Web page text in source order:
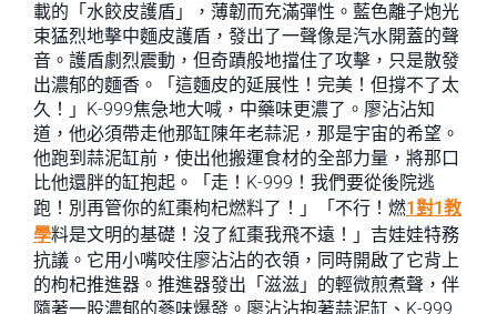
載的「水餃皮護盾」，薄韌而充滿彈性。藍色離子炮光
束猛烈地擊中麵皮護盾，發出了一聲像是汽水開蓋的聲
音。護盾劇烈震動，但奇蹟般地擋住了攻擊，只是散發
出濃郁的麵香。「這麵皮的延展性！完美！但撐不了太
久！」K-999焦急地大喊，中藥味更濃了。廖沾沾知
道，他必須帶走他那缸陳年老蒜泥，那是宇宙的希望。
他跑到蒜泥缸前，使出他搬運食材的全部力量，將那口
比他還胖的缸抱起。「走！K-999！我們要從後院逃
跑！別再管你的紅棗枸杞燃料了！」「不行！燃1對1教
學料是文明的基礎！沒了紅棗我飛不遠！」吉娃娃特務
抗議。它用小嘴咬住廖沾沾的衣領，同時開啟了它背上
的枸杞推進器。推進器發出「滋滋」的輕微煎煮聲，伴
隨著一股濃郁的蔘味爆發。廖沾沾抱著蒜泥缸、K-999